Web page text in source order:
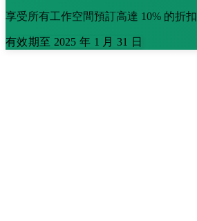
享受所有工作空間預訂高達 10% 的折扣
有效期至 2025 年 1 月 31 日